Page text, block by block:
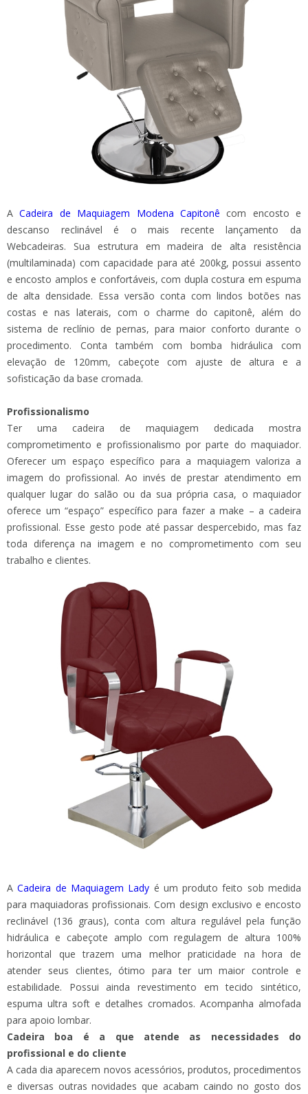
ACadeira de Maquiagem Modena Capitonê com encosto e
descanso reclinável é o mais recente lançamento da
Webcadeiras. Sua estrutura em madeira de alta resistência
(multilaminada) com capacidade para até 200kg, possui assento
e encosto amplos e confortáveis, com dupla costura em espuma
de alta densidade. Essa versão conta com lindos botões nas
costas e nas laterais, com o charme do capitonê, além do
sistema de reclínio de pernas, para maior conforto durante o
procedimento. Conta também com bomba hidráulica com
elevação de 120mm, cabeçote com ajuste de altura e a
sofisticação da base cromada.
Profissionalismo
Ter uma cadeira de maquiagem dedicada mostra
comprometimento e profissionalismo por parte do maquiador.
Oferecer um espaço específico para a maquiagem valoriza a
imagem do profissional. Ao invés de prestar atendimento em
qualquer lugar do salão ou da sua própria casa, o maquiador
oferece um “espaço” específico para fazer a make – a cadeira
profissional. Esse gesto pode até passar despercebido, mas faz
toda diferença na imagem e no comprometimento com seu
trabalho e clientes.
ACadeira de Maquiagem Lady é um produto feito sob medida
para maquiadoras profissionais. Com design exclusivo e encosto
reclinável (136 graus), conta com altura regulável pela função
hidráulica e cabeçote amplo com regulagem de altura 100%
horizontal que trazem uma melhor praticidade na hora de
atender seus clientes, ótimo para ter um maior controle e
estabilidade. Possui ainda revestimento em tecido sintético,
espuma ultra soft e detalhes cromados. Acompanha almofada
para apoio lombar.
Cadeira boa é a que atende as necessidades do
profissional e do cliente
A cada dia aparecem novos acessórios, produtos, procedimentos
e diversas outras novidades que acabam caindo no gosto dos